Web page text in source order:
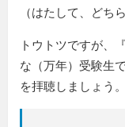
（はたして、どち
トウトツですが、
な（万年）受験生
を拝聴しましょう。